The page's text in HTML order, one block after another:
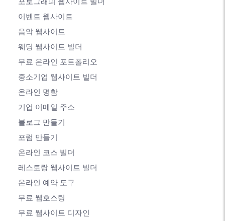
이벤트 웹사이트
음악 웹사이트
웨딩 웹사이트 빌더
무료 온라인 포트폴리오
중소기업 웹사이트 빌더
온라인 명함
기업 이메일 주소
블로그 만들기
포럼 만들기
온라인 코스 빌더
레스토랑 웹사이트 빌더
온라인 예약 도구
무료 웹호스팅
무료 웹사이트 디자인